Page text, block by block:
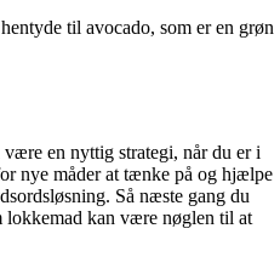
til avocado, som er en grøn
en nyttig strategi, når du er i
nye måder at tænke på og hjælpe
Så næste gang du
lokkemad kan være nøglen til at